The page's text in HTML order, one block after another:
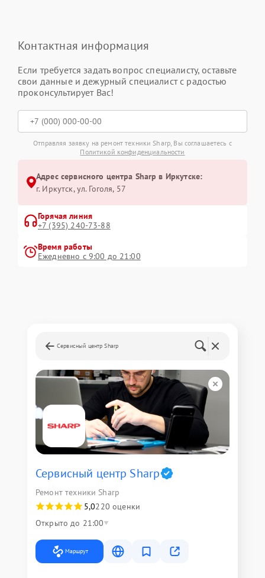
Контактная информация
Если требуется задать вопрос специалисту, оставьте
свои данные и дежурный специалист с радостью
проконсультирует Вас!
Отправляя заявку на ремонт техники Sharp, Вы соглашаетесь с
Политикой конфиденциальности
Адрес сервисного центра Sharp в Иркутске:
г. Иркутск, ул. ​Гоголя, 57
Горячая линия
+7 (395) 240-73-88
Время работы
Ежедневно с 9:00 до 21:00
Сервисный центр Sharp
Сервисный центр Sharp
Ремонт техники Sharp
5,0220 оценки
Открыто до 21:00
Маршрут